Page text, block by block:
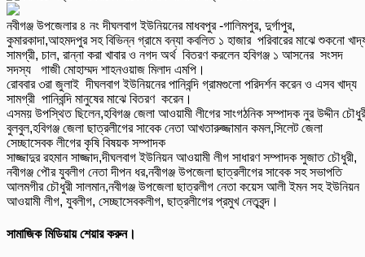
নবীগঞ্জ উপজেলার ৪ নং দীঘলবাগ ইউনিয়নের মাধবপুর -গালিমপুর, দুর্গাপুর,
কুমারকাদা,আহমদপুর সহ বিভিন্ন গ্রামে বন্যা কবলিত ১ হাজার পরিবারের মাঝে শুকনো
সামগ্রী, চাল, রান্না করা খাবার ও নগদ অর্থ বিতরণ করলেন হবিগঞ্জ ১ আসনের সংসদ
সদস্য গাজী মোহাম্মদ শাহনওয়াজ মিলাদ এমপি।
রোববার ৩রা জুলাই দীঘলবাগ ইউনিয়নের পানিবন্দি গ্রামগুলো পরিদর্শন করেন ও এসব খাদ্য
সামগ্রী পানিবন্দি মানুষের মাঝে বিতরণ করেন।
এসময় উপস্থিত ছিলেন,হবিগঞ্জ জেলা আওয়ামী লীগের সাংগঠনিক সম্পাদক নুর উদ্দীন
বুলবুল,হবিগঞ্জ জেলা ছাত্রলীগের সাবেক নেতা আখতারুজ্জামান কমল,সিলেট জেলা
সেচ্ছাসেবক লীগের কৃষি বিষয়ক সম্পাদক
সাজ্জাদুর রহমান সাজ্জাদ,দীঘলবাগ ইউনিয়ন আওয়ামী লীগ সাধারণ সম্পাদক সুজাত চৌধুরী,
নবীগঞ্জ পৌর যুবলীগ নেতা দীপন ধর,নবীগঞ্জ উপজেলা ছাত্রলীগের সাবেক সহ সভাপতি
আলমগীর চৌধুরী সালমান,নবীগঞ্জ উপজেলা ছাত্রলীগ নেতা কয়েস আলী ইমন সহ ইউনিয়ন
আওয়ামী লীগ, যুবলীগ, সেচ্ছাসেবকলীগ, ছাত্রলীগের প্রমুখ নেতৃবৃন্দ।
সামাজিক মিডিয়ায় শেয়ার করুন।